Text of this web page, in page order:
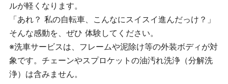
ルが軽くなります。
「あれ？ 私の自転車、こんなにスイスイ進んだっけ？」
そんな感動を、ぜひ 体験してください。
※洗車サービスは、フレームや泥除け等の外装ボディが対
象です。チェーンやスプロケットの油汚れ洗浄（分解洗
浄）は含みません。